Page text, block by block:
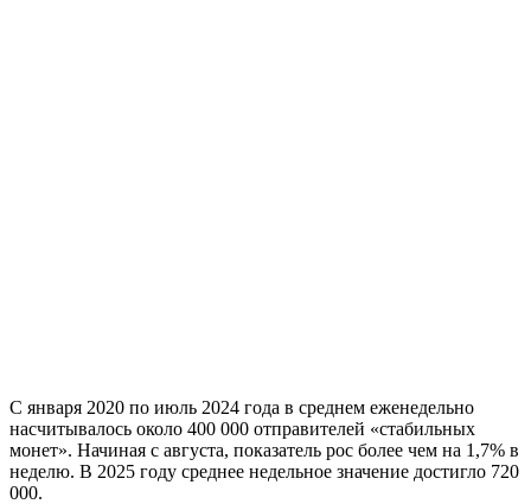
С января 2020 по июль 2024 года в среднем еженедельно
насчитывалось около 400 000 отправителей «стабильных
монет». Начиная с августа, показатель рос более чем на 1,7% в
неделю. В 2025 году среднее недельное значение достигло 720
000.